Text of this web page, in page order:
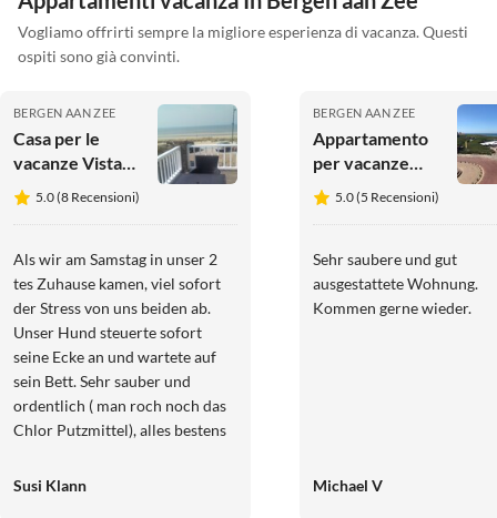
Vogliamo offrirti sempre la migliore esperienza di vacanza. Questi
ospiti sono già convinti.
BERGEN AAN ZEE
Casa per le
vacanze Vista
sull'Oceano
Pacifico
5.0 (8 Recensioni)
Als wir am Samstag in unser 2
tes Zuhause kamen, viel sofort
der Stress von uns beiden ab.
Unser Hund steuerte sofort
seine Ecke an und wartete auf
sein Bett. Sehr sauber und
ordentlich ( man roch noch das
Chlor Putzmittel), alles bestens
Neudeutsch "gechillt" und seit
Susi Klann
BERGEN AAN ZEE
Appartamento
per vacanze
Zeeruyter
5.0 (5 Recensioni)
Sehr saubere und gut
ausgestattete Wohnung.
Kommen gerne wieder.
Michael V